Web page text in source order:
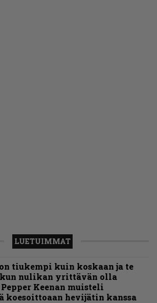
LUETUIMMAT
tiukempi kuin koskaan ja te
nulikan yrittävän olla
Keenan muisteli
koesoittoaan hevijätin kanssa